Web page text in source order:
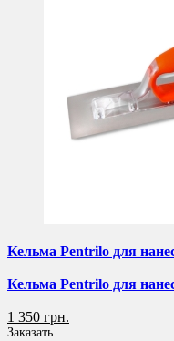
Кельма Pentrilo для
Кельма Pentrilo для
1 350 грн.
Заказать